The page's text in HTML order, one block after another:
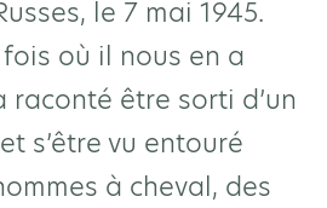
le 7 mai 1945.
où il nous en a
raconté être sorti d’un
s’être vu entouré
à cheval, des